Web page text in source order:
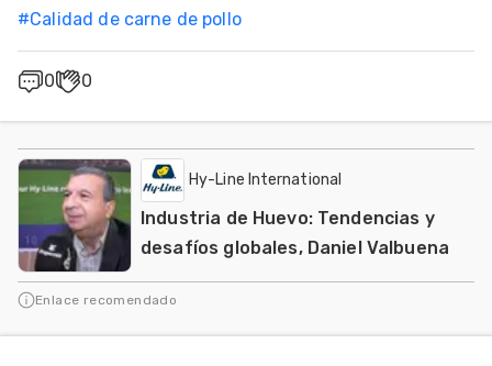
#Calidad de carne de pollo
0 0
Hy-Line International
Industria de Huevo: Tendencias y
desafíos globales, Daniel Valbuena
Enlace recomendado